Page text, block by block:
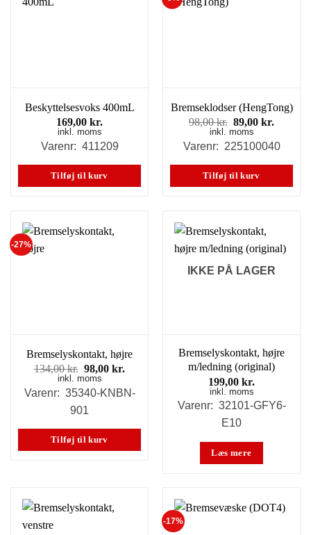
Beskyttelsesvoks 400mL
169,00 kr.
inkl. moms
Varenr: 411209
Tilføj til kurv
Bremseklodser (HengTong)
98,00kr. Den
oprindelige
pris
98,00 kr..
89,00kr.
pris
89,00
inkl. moms
Varenr: 225100040
Tilføj til kurv
-27%
Bremselyskontakt, højre
134,00kr. Den
oprindelige
pris
134,00 kr..
98,00kr.
pris
inkl. moms
Varenr: 35340-KNBN-
901
Tilføj til kurv
IKKE PÅ LAGER
Bremselyskontakt, højre
m/ledning (original)
199,00 kr.
inkl. moms
Varenr: 32101-GFY6-
E10
Læs mere
-17%